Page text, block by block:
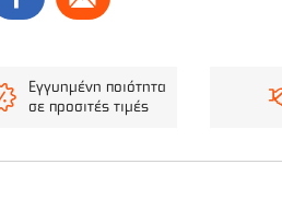
Εγγυημένη ποιότητα
σε προσιτές τιμές